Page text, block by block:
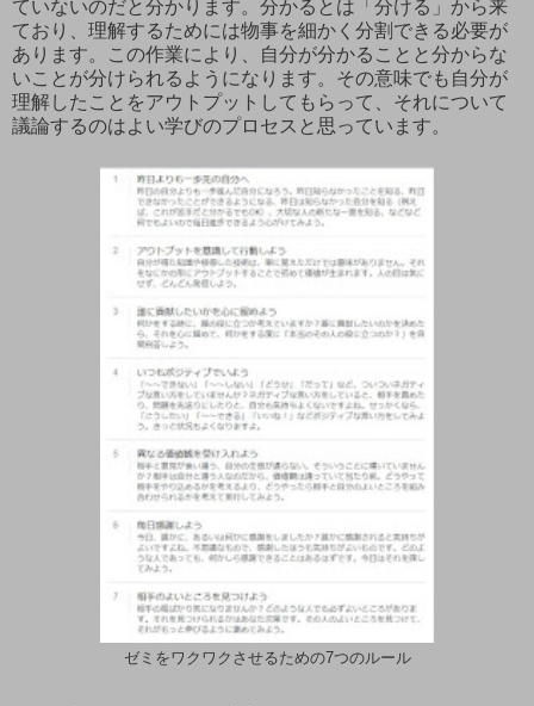
ていないのだと分かります。分かるとは「分ける」から来
ており、理解するためには物事を細かく分割できる必要が
あります。この作業により、自分が分かることと分からな
いことが分けられるようになります。その意味でも自分が
理解したことをアウトプットしてもらって、それについて
議論するのはよい学びのプロセスと思っています。
ゼミをワクワクさせるための7つのルール